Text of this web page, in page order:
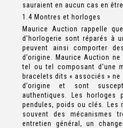
sauraient en aucun cas en
1.4 Montres et horloges
Maurice Auction rappelle
d’horlogerie sont réparés à
peuvent ainsi comporter
d’origine. Maurice Auction
tel ou tel composant d’une
bracelets dits « associés »
d’origine et sont
authentiques. Les horloges
pendules, poids ou clés. Les
souvent des mécanismes
entretien général, un